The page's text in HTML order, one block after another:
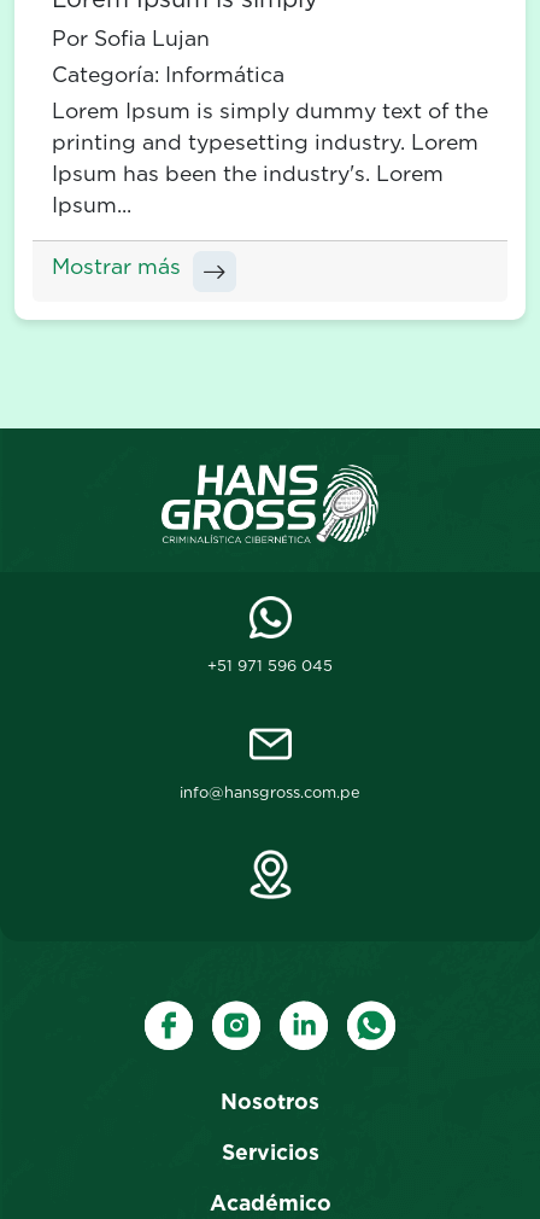
Por Sofia Lujan
Categoría: Informática
Lorem Ipsum is simply dummy text of the
printing and typesetting industry. Lorem
Ipsum has been the industry's. Lorem
Ipsum...
Mostrar más
+51 971 596 045
info@hansgross.com.pe
Nosotros
Servicios
Académico